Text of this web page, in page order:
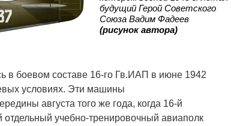
будущий Герой Советского
Союза Вадим Фадеев
(рисунок автора)
в боевом составе 16-го Гв.ИАП в июне 1942
условиях. Эти машины
августа того же года, когда 16-й
учебно-тренировочный авиаполк